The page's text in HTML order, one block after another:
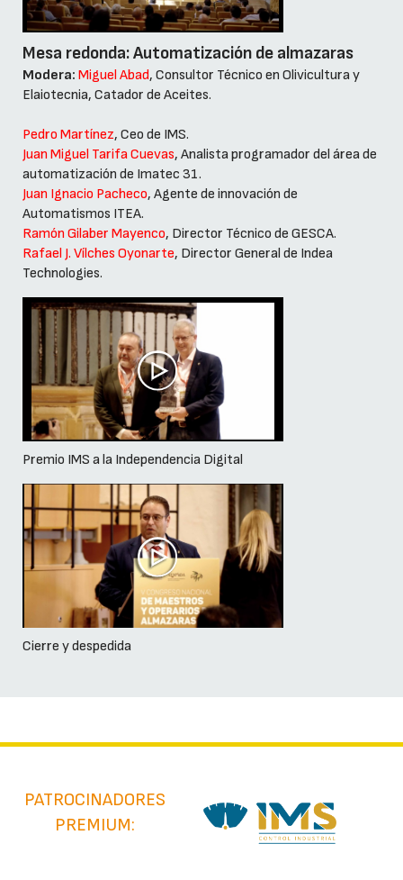
Mesa redonda: Automatización de almazaras
Modera: Miguel Abad, Consultor Técnico en Olivicultura y
Elaiotecnia, Catador de Aceites.
Pedro Martínez, Ceo de IMS.
Juan Miguel Tarifa Cuevas, Analista programador del área de
automatización de Imatec 31.
Juan Ignacio Pacheco, Agente de innovación de
Automatismos ITEA.
Ramón Gilaber Mayenco, Director Técnico de GESCA.
Rafael J. Vílches Oyonarte, Director General de Indea
Technologies.
Premio IMS a la Independencia Digital
Cierre y despedida
PATROCINADORES
PREMIUM: